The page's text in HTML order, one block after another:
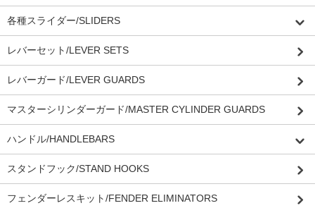
各種スライダー/SLIDERS
レバーセット/LEVER SETS
レバーガード/LEVER GUARDS
マスターシリンダーガード/MASTER CYLINDER GUARDS
ハンドル/HANDLEBARS
スタンドフック/STAND HOOKS
フェンダーレスキット/FENDER ELIMINATORS